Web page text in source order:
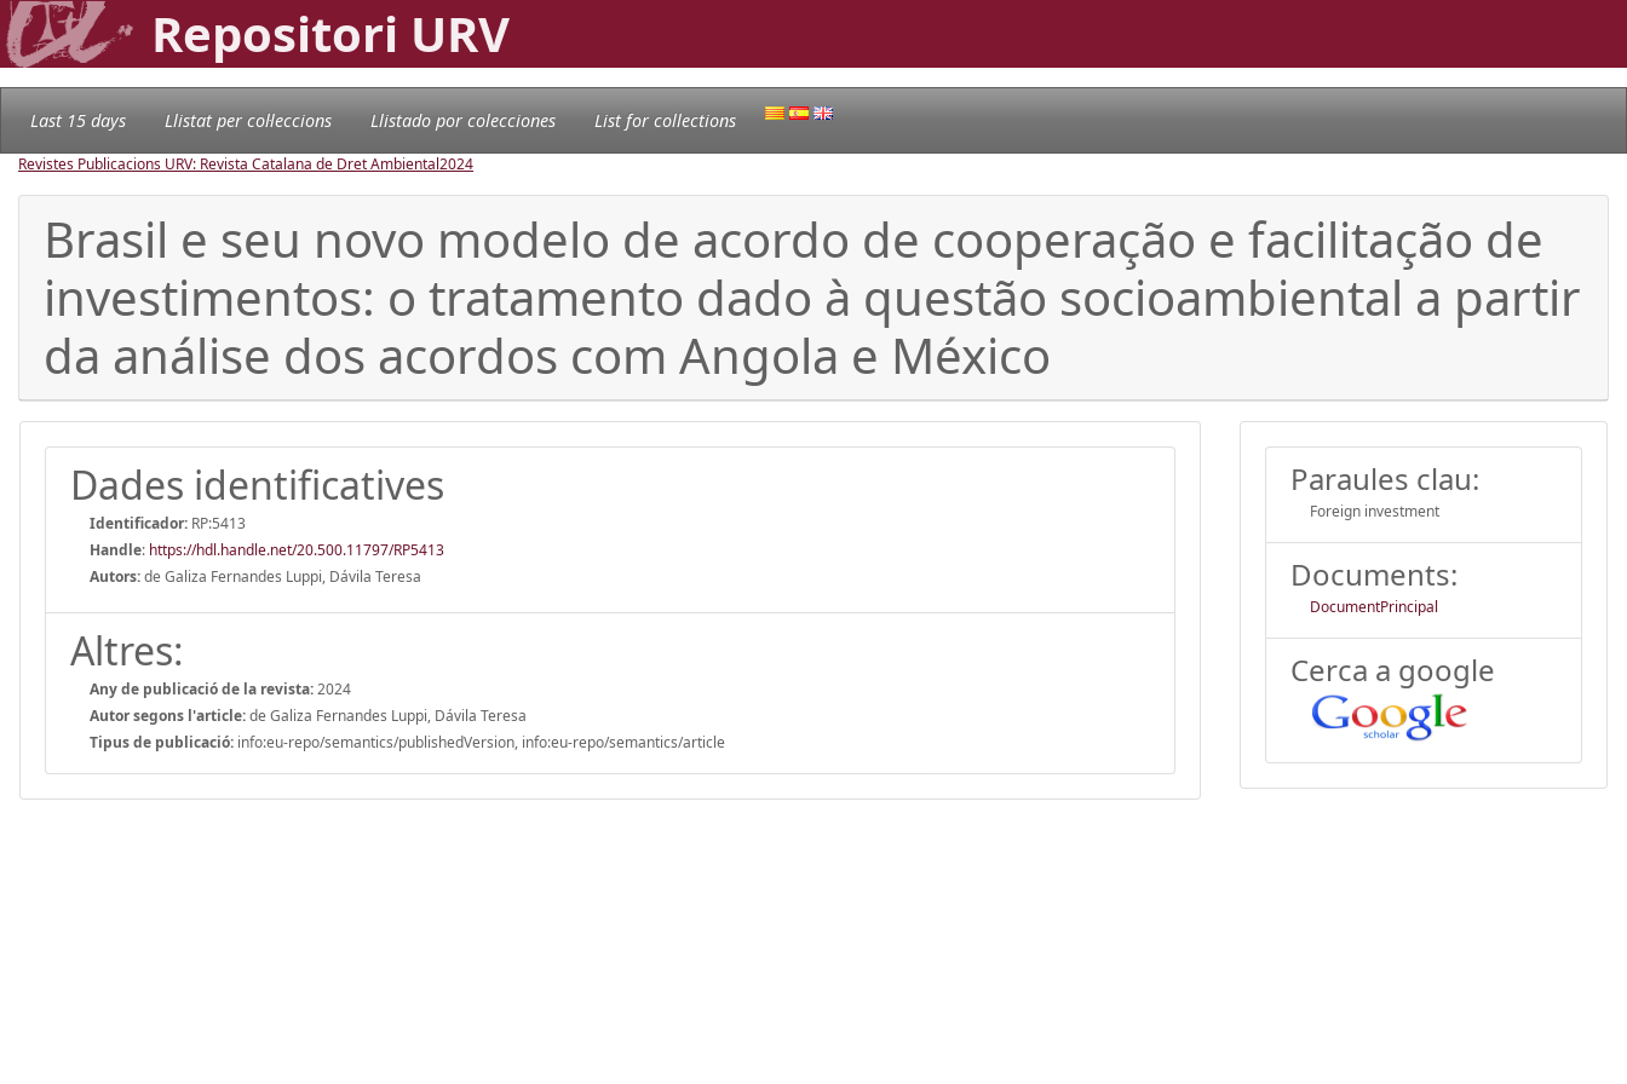
Repositori URV
Last 15 days Llistat per col·leccions Llistado por colecciones List for collections
Revistes Publicacions URV: Revista Catalana de Dret Ambiental2024
Brasil e seu novo modelo de acordo de cooperação e facilitação de
investimentos: o tratamento dado à questão socioambiental a partir
da análise dos acordos com Angola e México
Dades identificatives
Identificador: RP:5413
Handle: https://hdl.handle.net/20.500.11797/RP5413
Autors:de Galiza Fernandes Luppi, Dávila Teresa
Altres:
Any de publicació de la revista:2024
Autor segons l'article:de Galiza Fernandes Luppi, Dávila Teresa
Tipus de publicació: info:eu-repo/semantics/publishedVersion, info:eu-repo/semantics/article
Paraules clau:
Foreign investment
Documents:
DocumentPrincipal
Cerca a google